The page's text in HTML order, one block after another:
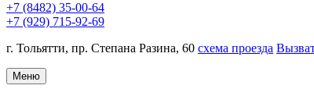
+7 (8482) 35-00-64
+7 (929) 715-92-69
г. Тольятти, пр. Степана Разина, 60 схема проезда
Меню